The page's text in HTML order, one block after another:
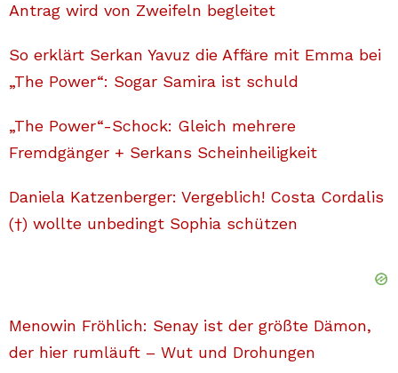
Antrag wird von Zweifeln begleitet
So erklärt Serkan Yavuz die Affäre mit Emma bei
„The Power“: Sogar Samira ist schuld
„The Power“-Schock: Gleich mehrere
Fremdgänger + Serkans Scheinheiligkeit
Daniela Katzenberger: Vergeblich! Costa Cordalis
(†) wollte unbedingt Sophia schützen
Menowin Fröhlich: Senay ist der größte Dämon,
der hier rumläuft – Wut und Drohungen